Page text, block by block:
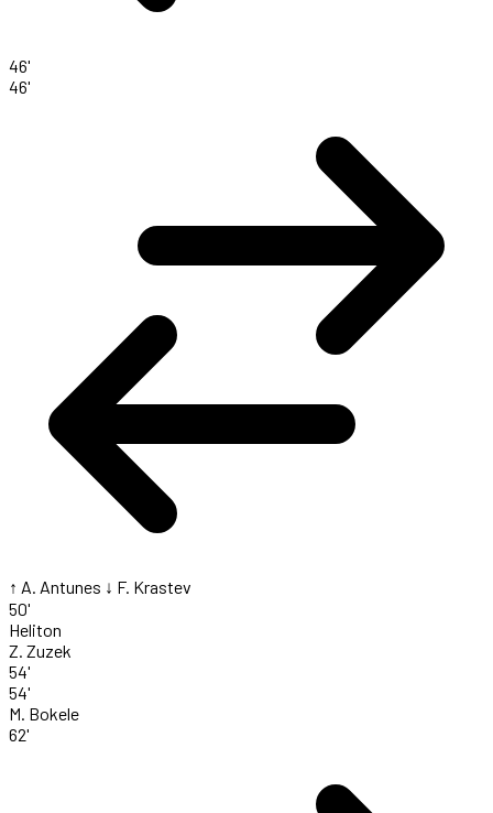
46'
46'
↑ A. Antunes ↓ F. Krastev
50'
Heliton
Z. Zuzek
54'
54'
M. Bokele
62'